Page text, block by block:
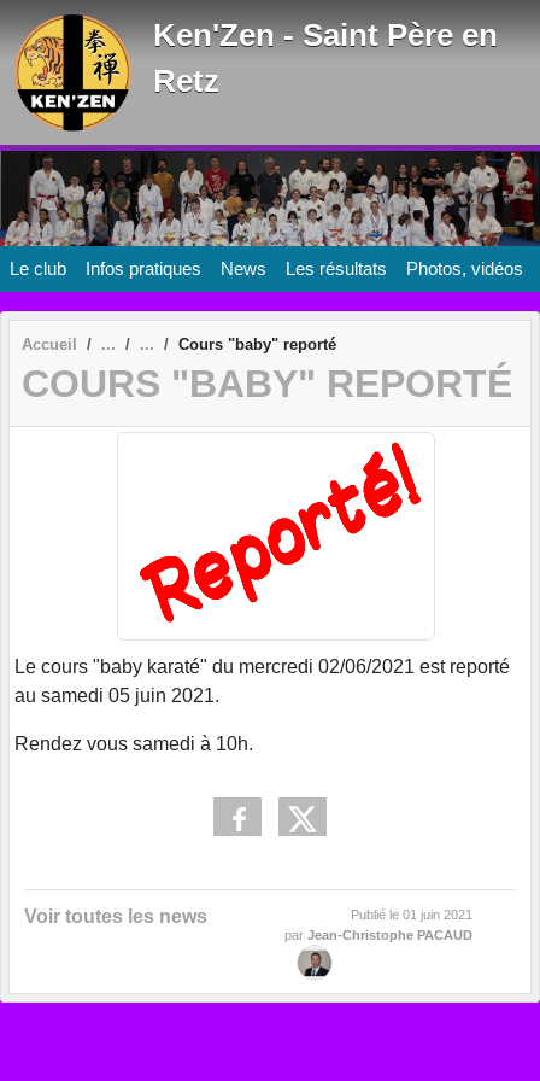
Ken'Zen - Saint Père en
Retz
Le club Infos pratiques News Les résultats Photos, vidéos
Accueil Cours "baby" reporté
COURS "BABY" REPORTÉ
Le cours "baby karaté" du mercredi 02/06/2021 est reporté
au samedi 05 juin 2021.
Rendez vous samedi à 10h.
Voir toutes les news Publié le 01 juin 2021
par Jean-Christophe PACAUD
Panneau de gestion des cookies